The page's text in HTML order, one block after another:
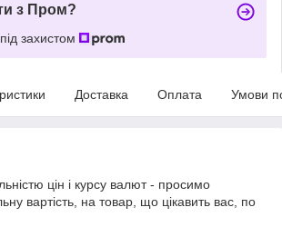
з Пром?
захистом
Доставка Оплата Умови
цін і курсу валют - просимо
вартість, на товар, що цікавить вас, по